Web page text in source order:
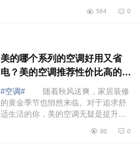
吗 长虹空调质量好不好 长虹
564 0
美的哪个系列的空调好用又省
电？美的空调推荐性价比高的有
哪些
#空调#
随着秋风送爽，家居装修
的黄金季节也悄然来临。对于追求舒
适生活的你，美的空调无疑是提升家
介绍下美的哪个系列的空调好用又省
80 0